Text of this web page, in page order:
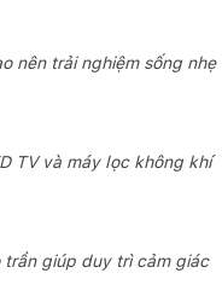
nên trải nghiệm sống nhẹ
TV và máy lọc không khí
trần giúp duy trì cảm giác